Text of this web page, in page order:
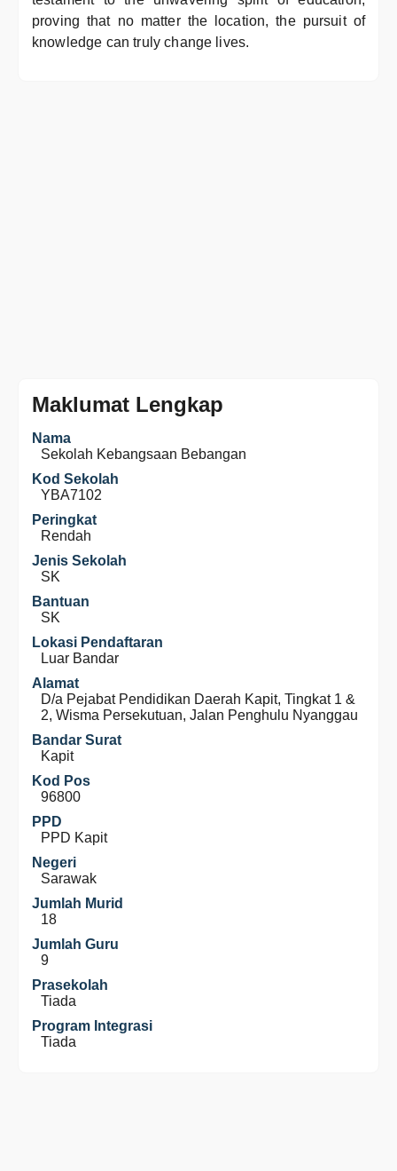
proving that no matter the location, the pursuit of
knowledge can truly change lives.
Maklumat Lengkap
Nama
Sekolah Kebangsaan Bebangan
Kod Sekolah
YBA7102
Peringkat
Rendah
Jenis Sekolah
SK
Bantuan
SK
Lokasi Pendaftaran
Luar Bandar
Alamat
D/a Pejabat Pendidikan Daerah Kapit, Tingkat 1 &
2, Wisma Persekutuan, Jalan Penghulu Nyanggau
Bandar Surat
Kapit
Kod Pos
96800
PPD
PPD Kapit
Negeri
Sarawak
Jumlah Murid
18
Jumlah Guru
9
Prasekolah
Tiada
Program Integrasi
Tiada